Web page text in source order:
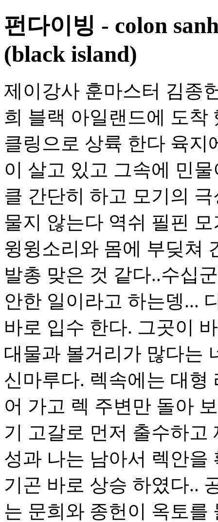
펀다이빙 - colon
(black island)
제이강사 훈마스터 김종
희 블랙 아일랜드에 도착
클링으로 상륙 한다 육지
이 살고 있고 그속에 민
클 간단히 하고 모기의
물지 않는다 역쉬 필핀
윙윙소리와 몸에 부딪쳐
발총 맞은 것 같다..수십
안한 일이라고 하는뎅...
바로 입수 한다. 그곳이
대물과 볼거리가 많다는
신마루다. 렉속에는 대형
어 가고 렉 주변만 돌아
기 고갈로 먼저 출수하고
성과 나는 남아서 렉안을
기곤 바로 상승 하였다..
는 문희와 종헌이 옥토를